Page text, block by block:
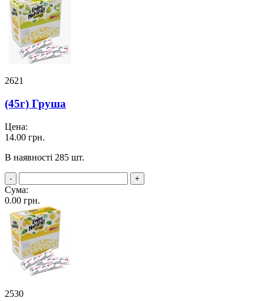
2621
(45г) Груша
Цена:
14.00 грн.
В наявності 285 шт.
- +
Сума:
0.00 грн.
2530